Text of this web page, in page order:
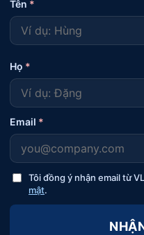
Tên *
Họ *
Email *
Tôi đồng ý nhận email từ
mật.